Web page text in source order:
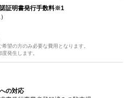
証明書発行手数料※1
望の方のみ必要な費用となります。
発生します。
の対応